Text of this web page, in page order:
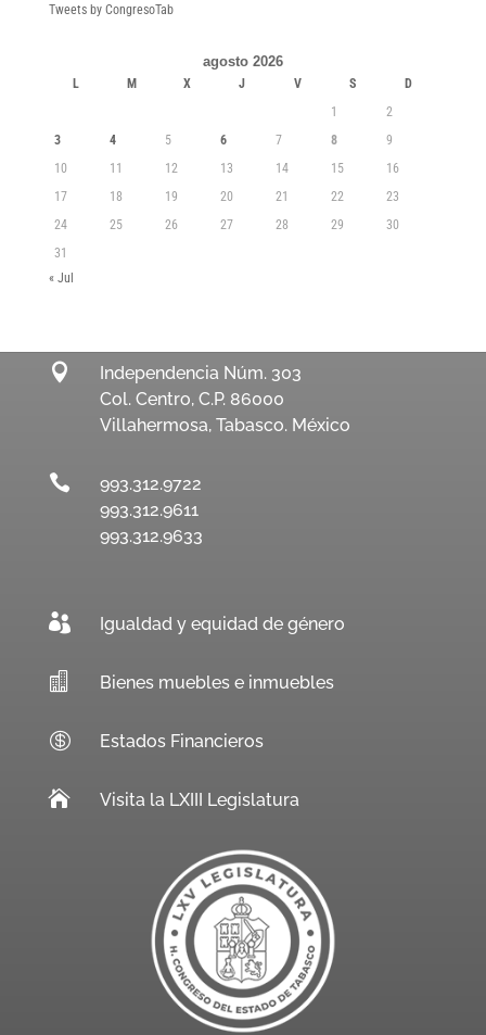
Tweets by CongresoTab
agosto 2026
L M X J V S
D
1
2
3
4 5 6 7 8
9
10
11 12 13 14 15
16
17
18 19 20 21 22
23
24
25 26 27 28 29
30
31
« Jul

Independencia Núm. 303
Col. Centro, C.P. 86000
Villahermosa, Tabasco. México

993.312.9722
993.312.9611
993.312.9633
 Igualdad y equidad de género
 Bienes muebles e inmuebles
 Estados Financieros
 Visita la LXIII Legislatura